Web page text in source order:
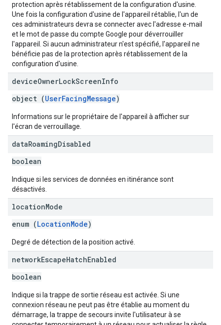
protection après rétablissement de la configuration d'usine.
Une fois la configuration d'usine de l'appareil rétablie, l'un de
ces administrateurs devra se connecter avec l'adresse e-mail
et le mot de passe du compte Google pour déverrouiller
l'appareil. Si aucun administrateur n'est spécifié, l'appareil ne
bénéficie pas de la protection après rétablissement de la
configuration d'usine.
deviceOwnerLockScreenInfo
object (UserFacingMessage)
Informations sur le propriétaire de l'appareil à afficher sur
l'écran de verrouillage.
dataRoamingDisabled
boolean
Indique si les services de données en itinérance sont
désactivés.
locationMode
enum (LocationMode)
Degré de détection de la position activé.
networkEscapeHatchEnabled
boolean
Indique si la trappe de sortie réseau est activée. Si une
connexion réseau ne peut pas être établie au moment du
démarrage, la trappe de secours invite l'utilisateur à se